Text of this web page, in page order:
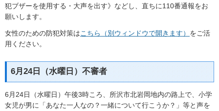
犯ブザーを使用する・大声を出す》などし、直ちに110番通報をお
願いします。
女性のための防犯対策はこちら（別ウィンドウで開きます） をご活
用ください。
6月24日（水曜日）不審者
6月24日（水曜日）午後3時ころ、所沢市北岩岡地内の路上で、小学
女児が男に「あなた一人なの？一緒について行こうか？」等と声を